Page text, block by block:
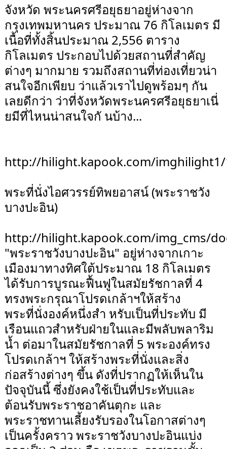
จังหวัด พระนครศรีอยุธยาอยู่ห่างจาก
กรุงเทพมหานคร ประมาณ 76 กิโลเมตร มี
เนื้อที่ทั้งสิ้นประมาณ 2,556 ตาราง
กิโลเมตร ประกอบไปด้วยสถานที่สำคัญ
ต่างๆ มากมาย รวมถึงสถานที่ท่องเที่ยวน่า
สนใจอีกเพียบ ว่าแล้วเราไปดูพร้อมๆ กัน
เลยดีกว่า ว่าที่จังหวัดพระนครศรีอยุธยาเนี่
ยมีที่ไหนน่าสนใจกั นบ้าง...
http://hilight.kapook.com/imghilight1/
พระที่นั่งไอศวรรย์ทิพยอาสน์ (พระราชวัง
บางปะอิน)
http://hilight.kapook.com/img_cms/
"พระราชวังบางปะอิน" อยู่ห่างจากเกาะ
เมืองมาทางทิศใต้ประมาณ 18 กิโลเมตร
ได้รับการบูรณะฟื้นฟูในสมัยรัชกาลที่ 4
ทรงพระกรุณาโปรดเกล้าฯให้สร้าง
พระที่นั่งองค์หนึ่งสำ หรับเป็นที่ประทับ มี
เรือนแถวสำหรับฝ่ายในและมีพลับพลาริม
น้ำ ต่อมาในสมัยรัชกาลที่ 5 พระองค์ทรง
โปรดเกล้าฯ ให้สร้างพระที่นั่งและสิ่ง
ก่อสร้างต่างๆ ขึ้น ดังที่ปรากฏให้เห็นใน
ปัจจุบันนี้ ซึ่งยังคงใช้เป็นที่ประทับและ
ต้อนรับพระราชอาคันตุกะ และ
พระราชทานเลี้ยงรับรองในโอกาสต่างๆ
เป็นครั้งคราว พระราชวังบางปะอินแบ่ง